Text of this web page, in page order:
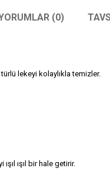
(0)
lekeyi kolaylıkla temizler.
ışıl bir hale getirir.